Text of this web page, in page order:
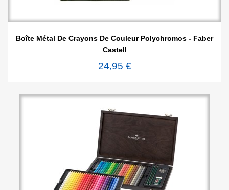
Boîte Métal De Crayons De Couleur Polychromos - Faber
Castell
24,95 €